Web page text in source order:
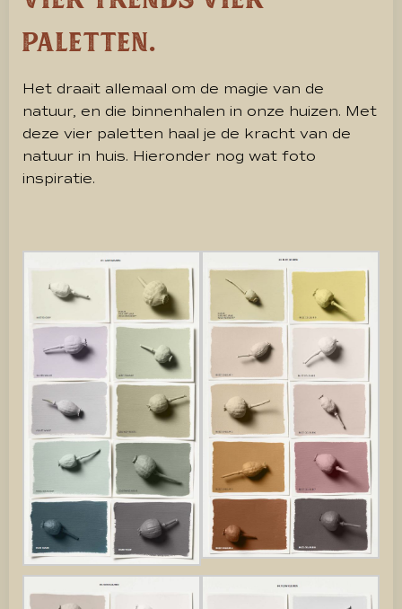
paletten.
Het draait allemaal om de magie van de
natuur, en die binnenhalen in onze huizen. Met
deze vier paletten haal je de kracht van de
natuur in huis. Hieronder nog wat foto
inspiratie.